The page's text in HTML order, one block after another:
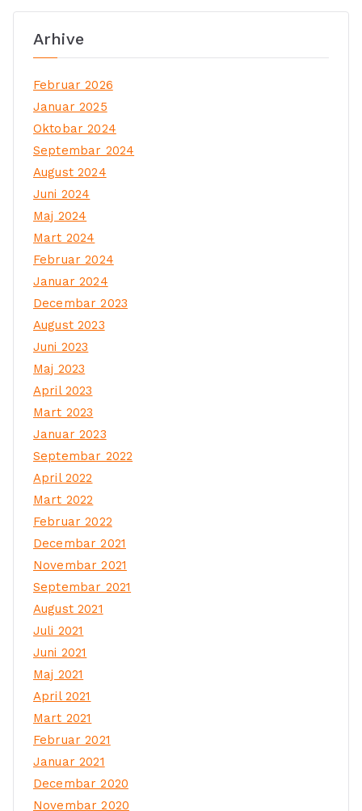
Arhive
Februar 2026
Januar 2025
Oktobar 2024
Septembar 2024
August 2024
Juni 2024
Maj 2024
Mart 2024
Februar 2024
Januar 2024
Decembar 2023
August 2023
Juni 2023
Maj 2023
April 2023
Mart 2023
Januar 2023
Septembar 2022
April 2022
Mart 2022
Februar 2022
Decembar 2021
Novembar 2021
Septembar 2021
August 2021
Juli 2021
Juni 2021
Maj 2021
April 2021
Mart 2021
Februar 2021
Januar 2021
Decembar 2020
Novembar 2020